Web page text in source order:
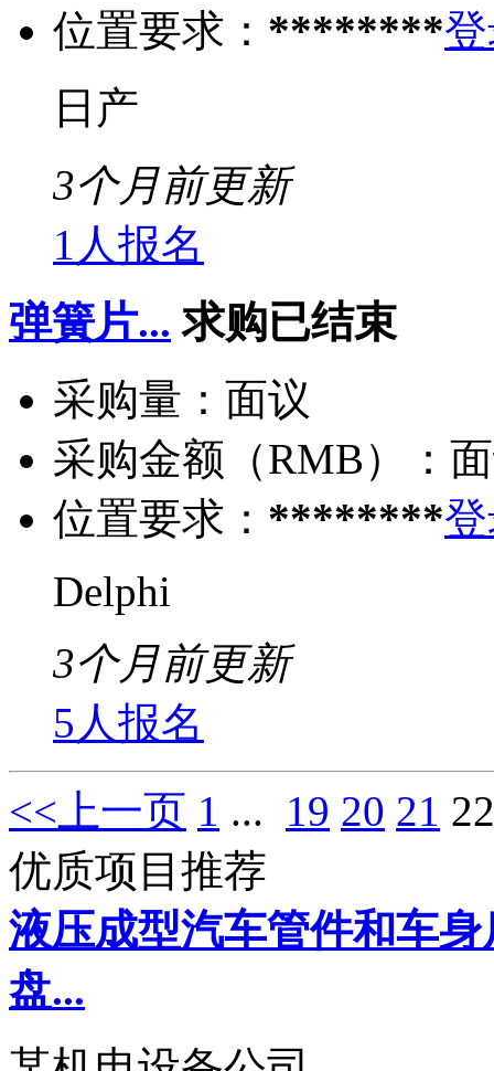
位置要求： ********
日产
3个月前更新
1人报名
弹簧片... 求购已结束
采购量： 面议
采购金额（RMB）：
位置要求： ********
Delphi
3个月前更新
5人报名
<<上一页 1 ... 19 20 21 22
优质项目推荐
液压成型汽车管件和车
盘...